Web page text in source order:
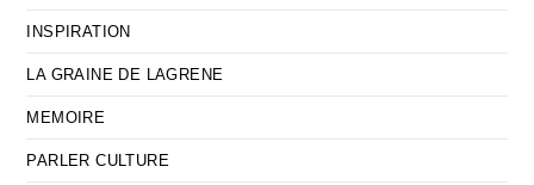
INSPIRATION
LA GRAINE DE LAGRENE
MEMOIRE
PARLER CULTURE